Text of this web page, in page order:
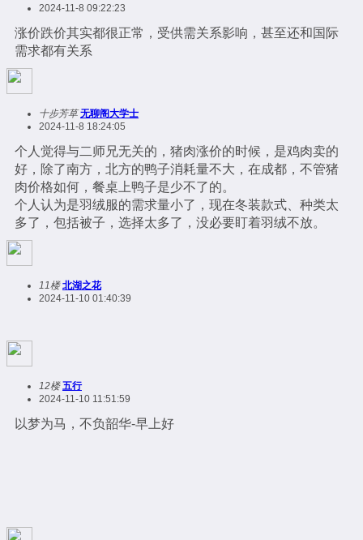
2024-11-8 09:22:23
涨价跌价其实都很正常，受供需关系影响，甚至还和国际
需求都有关系
十步芳草 无聊阁大学士
2024-11-8 18:24:05
个人觉得与二师兄无关的，猪肉涨价的时候，是鸡肉卖的
好，除了南方，北方的鸭子消耗量不大，在成都，不管猪
肉价格如何，餐桌上鸭子是少不了的。
个人认为是羽绒服的需求量小了，现在冬装款式、种类太
多了，包括被子，选择太多了，没必要盯着羽绒不放。
11楼 北湖之花
2024-11-10 01:40:39
12楼 五行
2024-11-10 11:51:59
以梦为马，不负韶华-早上好